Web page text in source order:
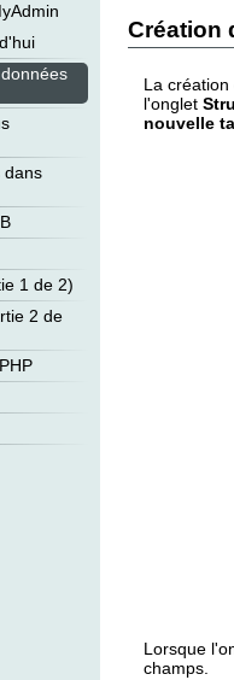
Création
La
l'onglet
nouvelle
Lorsque
champs.
dans
1 de 2)
2 de